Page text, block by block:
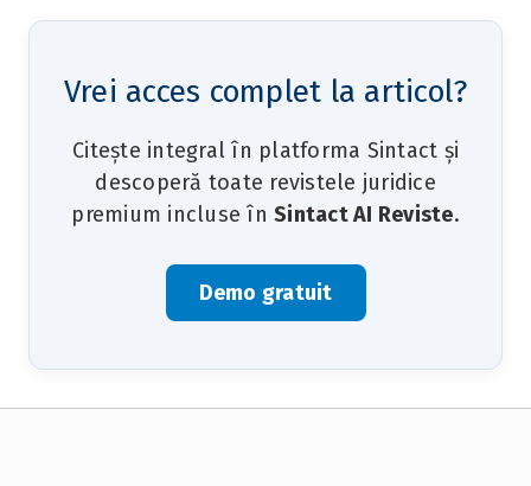
Vrei acces complet la articol?
Citește integral în platforma Sintact și
descoperă toate revistele juridice
premium incluse în Sintact AI Reviste.
Demo gratuit